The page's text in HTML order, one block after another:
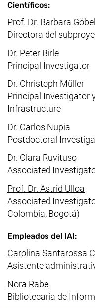
Científicos:
Prof. Dr. Barbara Göbel
Directora del
Dr. Peter Birle
Principal Investigator
Dr. Christoph Müller
Principal Investigator
Infrastructure
Dr. Carlos Nupia
Postdoctoral
Dr. Clara Ruvituso
Associated
Prof. Dr. Astrid Ulloa
Associated
Colombia, Bogotá)
Empleados del IAI:
Carolina Santarossa
Asistente
Nora Rabe(enlace
Bibliotecaria de